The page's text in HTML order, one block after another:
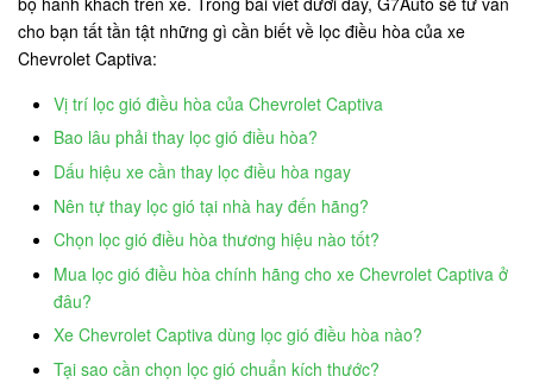
cho bạn tất tần tật những gì cần biết về lọc điều hòa của xe
Chevrolet Captiva:
Vị trí lọc gió điều hòa của Chevrolet Captiva
Bao lâu phải thay lọc gió điều hòa?
Dấu hiệu xe cần thay lọc điều hòa ngay
Nên tự thay lọc gió tại nhà hay đến hãng?
Chọn lọc gió điều hòa thương hiệu nào tốt?
Mua lọc gió điều hòa chính hãng cho xe Chevrolet Captiva ở
đâu?
Xe Chevrolet Captiva dùng lọc gió điều hòa nào?
Tại sao cần chọn lọc gió chuẩn kích thước?